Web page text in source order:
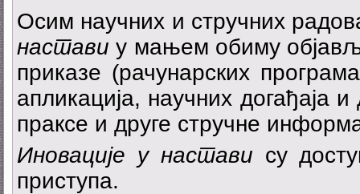
Осим научних и стручних
наставиу мањем обиму
приказе (рачунарских
апликација, научних догађаја
праксе и друге стручне
Иновације у настави су
приступа.